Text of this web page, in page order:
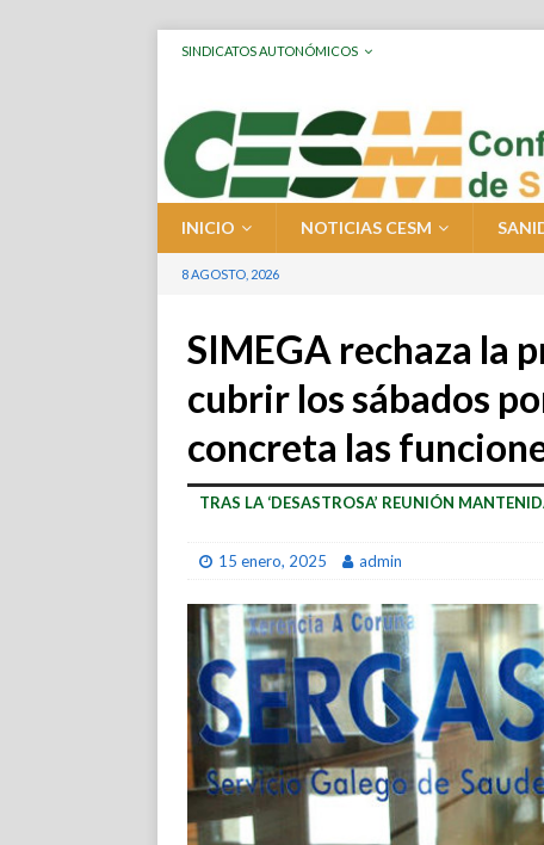
SINDICATOS AUTONÓMICOS
INICIO NOTICIAS CESM
8 AGOSTO, 2026
SIMEGA rechaza la
cubrir los sábados
concreta las
TRAS LA ‘DESASTROSA’ REUNIÓN
15 enero, 2025 admin